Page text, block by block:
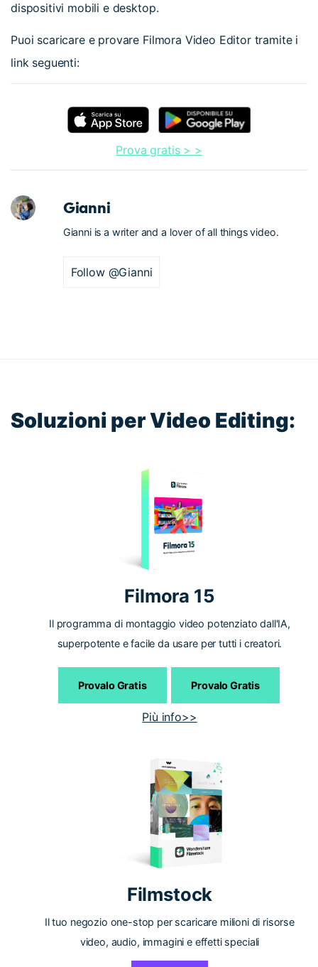
dispositivi mobili e desktop.
Puoi scaricare e provare Filmora Video Editor tramite i
link seguenti:
Prova gratis > >
Gianni
Gianni is a writer and a lover of all things video.
Follow @Gianni
Soluzioni per Video Editing:
Filmora 15
Il programma di montaggio video potenziato dall'IA,
superpotente e facile da usare per tutti i creatori.
Provalo Gratis Provalo Gratis
Più info>>
Filmstock
Il tuo negozio one-stop per scaricare milioni di risorse
video, audio, immagini e effetti speciali